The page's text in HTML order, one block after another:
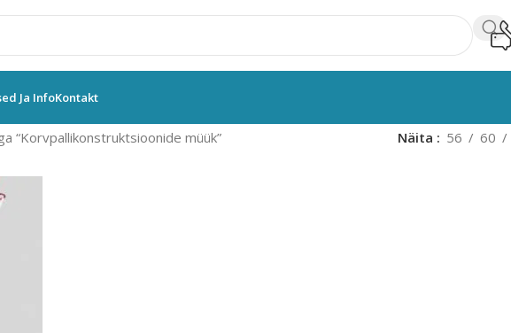
Ja InfoKontakt
“Korvpallikonstruktsioonide müük” Näita 56 60